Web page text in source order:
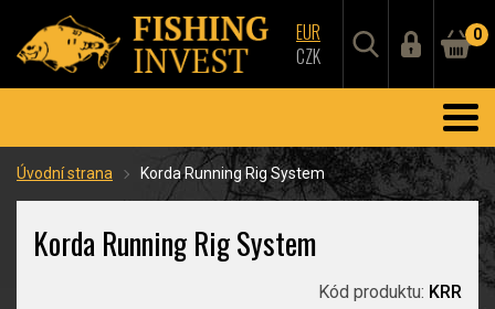
EUR
CZK
0
Úvodní strana Korda Running Rig System
Korda Running Rig System
Kód produktu: KRR